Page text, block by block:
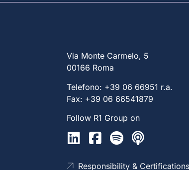
Via Monte Carmelo, 5
00166 Roma
Telefono: +39 06 66951 r.a.
Fax: +39 06 66541879
Follow R1 Group on
Responsibility & Certifications